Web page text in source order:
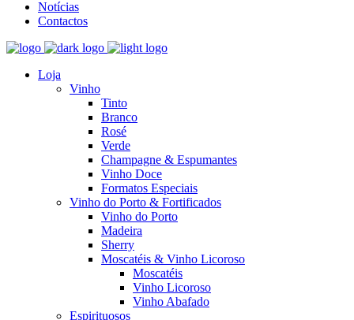
Notícias
Contactos
Loja
Vinho
Tinto
Branco
Rosé
Verde
Champagne & Espumantes
Vinho Doce
Formatos Especiais
Vinho do Porto & Fortificados
Vinho do Porto
Madeira
Sherry
Moscatéis & Vinho Licoroso
Moscatéis
Vinho Licoroso
Vinho Abafado
Espirituosos